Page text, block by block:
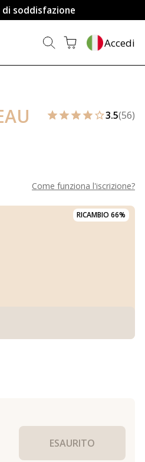
di soddisfazione
Accedi
3.5(56)
Come funziona l'iscrizione?
RICAMBIO 66%
ESAURITO